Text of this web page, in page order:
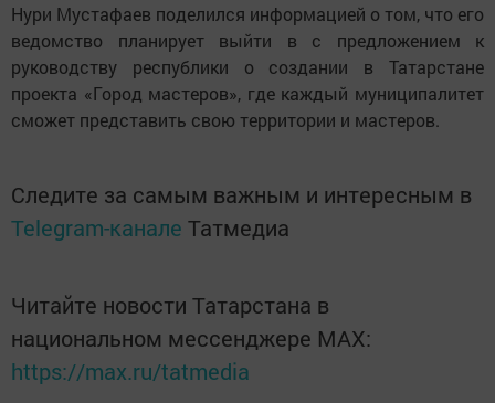
Нури Мустафаев поделился информацией о том, что его
ведомство планирует выйти в с предложением к
руководству республики о создании в Татарстане
проекта «Город мастеров», где каждый муниципалитет
сможет представить свою территории и мастеров.
Следите за самым важным и интересным в
Telegram-канале Татмедиа
Читайте новости Татарстана в
национальном мессенджере MАХ:
https://max.ru/tatmedia